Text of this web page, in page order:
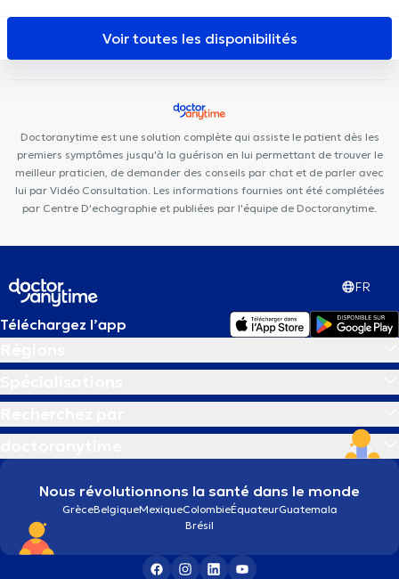
577 Medical Uperform Schaerbeek
Oxyzen
Cabinet médical 34 Ysis Dental
Shine Ortho &
Voir toutes les disponibilités
Doctoranytime est une solution complète qui assiste le patient dès les
premiers symptômes jusqu'à la guérison en lui permettant de trouver le
meilleur praticien, de demander des conseils par chat et de parler avec
lui par Vidéo Consultation. Les informations fournies ont été complétées
par Centre D'echographie et publiées par l'équipe de Doctoranytime.
FR
Téléchargez l’app
Nous révolutionnons la santé dans le monde
GrèceBelgiqueMexiqueColombieÉquateurGuatemala
Brésil